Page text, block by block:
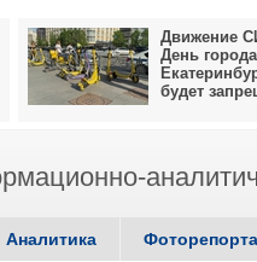
Движение
День города
будет
Аналитика